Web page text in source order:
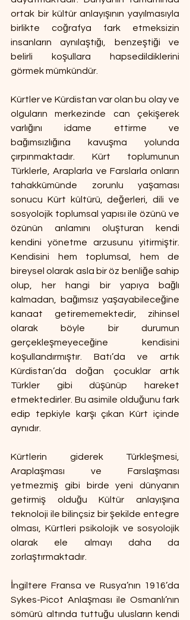
ortak bir kültür anlayışının yayılmasıyla
birlikte coğrafya fark etmeksizin
insanların aynılaştığı, benzeştiği ve
belirli koşullara hapsedildiklerini
görmek mümkündür.
Kürtler ve Kürdistan var olan bu olay ve
olguların merkezinde can çekişerek
varlığını idame ettirme ve
bağımsızlığına kavuşma yolunda
çırpınmaktadır. Kürt toplumunun
Türklerle, Araplarla ve Farslarla onların
tahakkümünde zorunlu yaşaması
sonucu Kürt kültürü, değerleri, dili ve
sosyolojik toplumsal yapısı ile özünü ve
özünün anlamını oluşturan kendi
kendini yönetme arzusunu yitirmiştir.
Kendisini hem toplumsal, hem de
bireysel olarak asla bir öz benliğe sahip
olup, her hangi bir yapıya bağlı
kalmadan, bağımsız yaşayabileceğine
kanaat getirememektedir, zihinsel
olarak böyle bir durumun
gerçekleşmeyeceğine kendisini
koşullandırmıştır. Batı’da ve artık
Kürdistan’da doğan çocuklar artık
Türkler gibi düşünüp hareket
etmektedirler. Bu asimile olduğunu fark
edip tepkiyle karşı çıkan Kürt içinde
aynıdır.
Kürtlerin giderek Türkleşmesi,
Araplaşması ve Farslaşması
yetmezmiş gibi birde yeni dünyanın
getirmiş olduğu Kültür anlayışına
teknoloji ile bilinçsiz bir şekilde entegre
olması, Kürtleri psikolojik ve sosyolojik
olarak ele almayı daha da
zorlaştırmaktadır.
İngiltere Fransa ve Rusya’nın 1916’da
Sykes-Picot Anlaşması ile Osmanlı’nın
sömürü altında tuttuğu ulusların kendi